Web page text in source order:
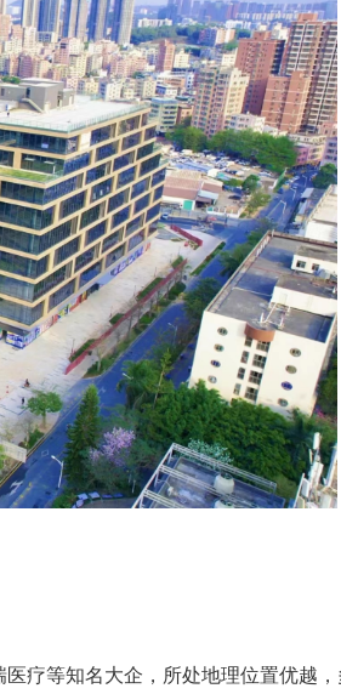
疗等知名大企，所处地理位置优越